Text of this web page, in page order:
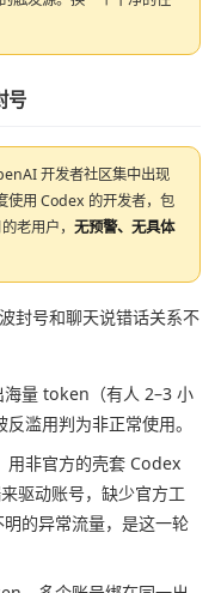
号
开发者社区集中出现
用 Codex 的开发者，包
老用户， 无预警、无具体
封号和聊天说错话关系不
海量 token（有人 2–3 小
滥用判为非正常使用。
用非官方的壳套 Codex
驱动账号，缺少官方工
的异常流量，是这一轮